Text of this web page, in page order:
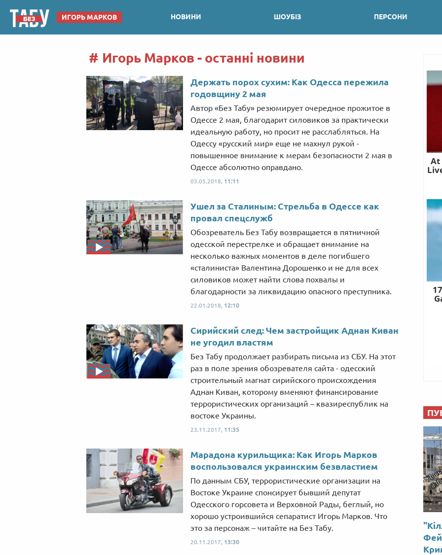
ИГОРЬ МАРКОВ НОВИНИ ШОУБІЗ ПЕРСОНИ
Игорь Марков - останні новини
Держать порох сухим: Как Одесса пережила
годовщину 2 мая
Автор «Без Табу» резюмирует очередное прожитое в
Одессе 2 мая, благодарит силовиков за практически
идеальную работу, но просит не расслабляться. На
Одессу «русский мир» еще не махнул рукой -
повышенное внимание к мерам безопасности 2 мая в
Одессе абсолютно оправдано.
03.05.2018, 11:11
Ушел за Сталиным: Стрельба в Одессе как
провал спецслужб
Обозреватель Без Табу возвращается в пятничной
одесской перестрелке и обращает внимание на
несколько важных моментов в деле погибшего
«сталиниста» Валентина Дорошенко и не для всех
силовиков может найти слова похвалы и
благодарности за ликвидацию опасного преступника.
22.01.2018, 12:10
Сирийский след: Чем застройщик Аднан Киван
не угодил властям
Без Табу продолжает разбирать письма из СБУ. На этот
раз в поле зрения обозревателя сайта - одесский
строительный магнат сирийского происхождения
Аднан Киван, которому вменяют финансирование
террористических организаций – квазиреспублик на
востоке Украины.
23.11.2017, 11:35
Марадона курильщика: Как Игорь Марков
воспользовался украинским безвластием
По данным СБУ, террористические организации на
Востоке Украине спонсирует бывший депутат
Одесского горсовета и Верховной Рады, беглый, но
хорошо устроившийся сепаратист Игорь Марков. Что
это за персонаж – читайте на Без Табу.
20.11.2017, 13:30